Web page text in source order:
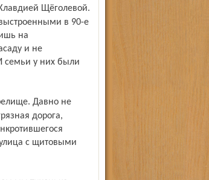
в 90-е
на
и не
семьи у них были
дорога,
с щитовыми